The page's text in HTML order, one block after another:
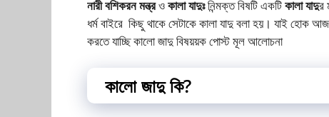
নারী বশিকরন মন্ত্রওকালা যাদুঃনিন্মক্ত বিষটি একটিকালা যাদুর
ধর্ম বাইরে কিছু থাকে সেটাকে কালা যাদু বলা হয়। যাই হোক
করতে যাচ্ছি কালো জাদু বিষয়য়ক পোস্ট মূল আলোচনা
কালো জাদু কি?